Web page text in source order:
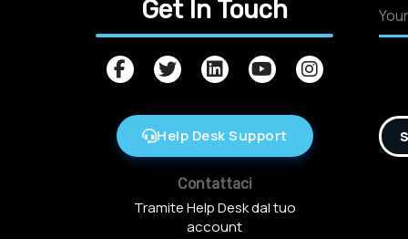
Get In Touch
Help Desk Support
Contattaci
Tramite Help Desk dal tuo
account